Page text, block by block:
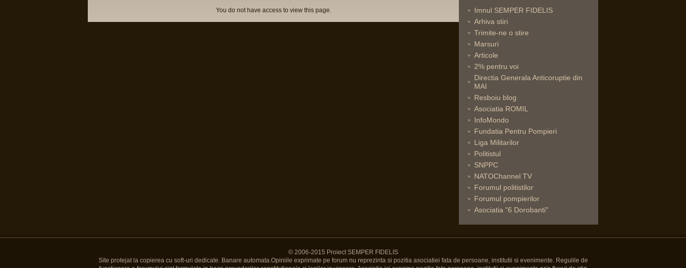
You do not have access to view this page.
Imnul SEMPER FIDELIS
Arhiva stiri
Trimite-ne o stire
Marsuri
Articole
2% pentru voi
Directia Generala Anticoruptie din
MAI
Resboiu blog
Asociatia ROMIL
InfoMondo
Fundatia Pentru Pompieri
Liga Militarilor
Politistul
SNPPC
NATOChannel TV
Forumul politistilor
Forumul pompierilor
Asociatia "6 Dorobanti"
© 2006-2015 Proiect SEMPER FIDELIS
Site protejat la copierea cu soft-uri dedicate. Banare automata.Opiniile exprimate pe forum nu reprezinta si pozitia asociatiei fata de persoane, institutii si evenimente. Regulile de